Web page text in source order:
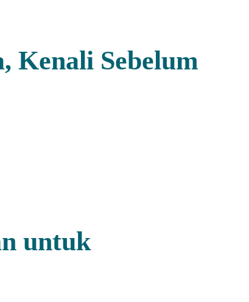
Kenali Sebelum
untuk